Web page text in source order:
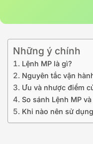
Những ý chính
Lệnh MP là gì?
Nguyên tắc vận
Ưu và nhược điểm
So sánh Lệnh MP
Khi nào nên sử